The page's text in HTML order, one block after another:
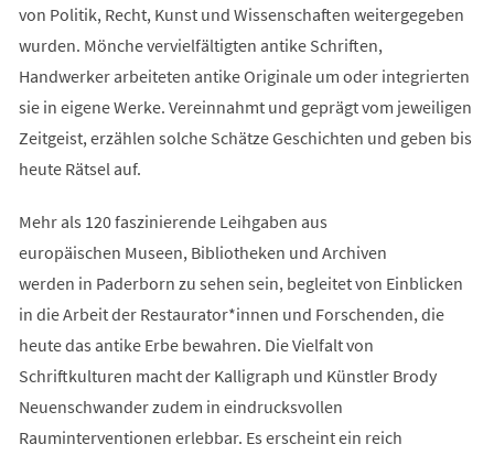
von Politik, Recht, Kunst und Wissenschaften weitergegeben
wurden. Mönche vervielfältigten antike Schriften,
Handwerker arbeiteten antike Originale um oder integrierten
sie in eigene Werke. Vereinnahmt und geprägt vom jeweiligen
Zeitgeist, erzählen solche Schätze Geschichten und geben bis
heute Rätsel auf.
Mehr als 120 faszinierende Leihgaben aus
europäischen Museen, Bibliotheken und Archiven
werden in Paderborn zu sehen sein, begleitet von Einblicken
in die Arbeit der Restaurator*innen und Forschenden, die
heute das antike Erbe bewahren. Die Vielfalt von
Schriftkulturen macht der Kalligraph und Künstler Brody
Neuenschwander zudem in eindrucksvollen
Rauminterventionen erlebbar. Es erscheint ein reich